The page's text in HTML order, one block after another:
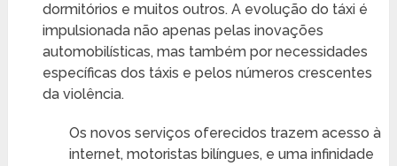
dormitórios e muitos outros. A evolução do táxi é
impulsionada não apenas pelas inovações
automobilísticas, mas também por necessidades
específicas dos táxis e pelos números crescentes
da violência.
Os novos serviços oferecidos trazem acesso à
internet, motoristas bilíngues, e uma infinidade